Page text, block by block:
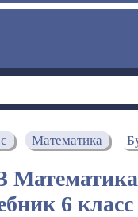
Математика
6